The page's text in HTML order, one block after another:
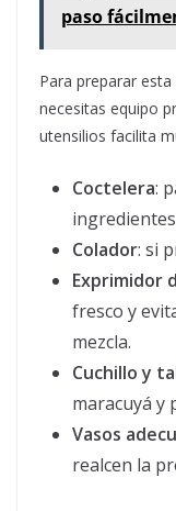
paso
Para preparar
necesitas equipo
utensilios facilita
Coctelera:
Colador: si
Exprimidor
fresco y
mezcla.
Cuchillo y
maracuyá y
Vasos
realcen la